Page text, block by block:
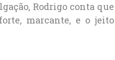
Rodrigo conta que
marcante, e o jeito